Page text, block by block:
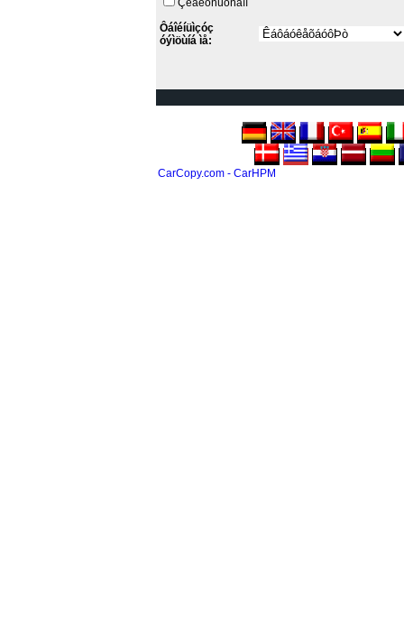
Çëåêôñüöñåíï
Ôáîéíüìçóç
óýìöùíá ìå:
CarCopy.com - CarHPM